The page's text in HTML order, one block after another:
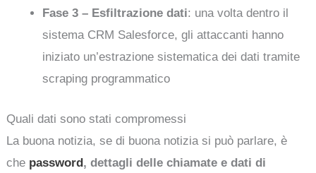
Fase 3 – Esfiltrazione dati: una volta dentro il
sistema CRM Salesforce, gli attaccanti hanno
iniziato un’estrazione sistematica dei dati tramite
scraping programmatico
Quali dati sono stati compromessi
La buona notizia, se di buona notizia si può parlare, è
che password, dettagli delle chiamate e dati di